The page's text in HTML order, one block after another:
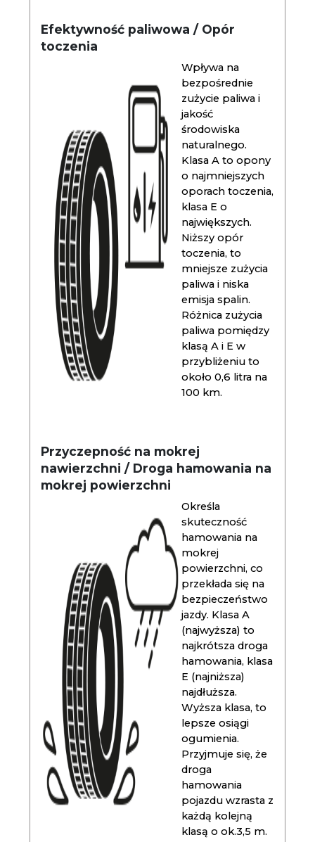
Efektywność paliwowa / Opór
toczenia
Wpływa na
bezpośrednie
zużycie paliwa i
jakość
środowiska
naturalnego.
Klasa A to opony
o najmniejszych
oporach toczenia,
klasa E o
największych.
Niższy opór
toczenia, to
mniejsze zużycia
paliwa i niska
emisja spalin.
Różnica zużycia
paliwa pomiędzy
klasą A i E w
przybliżeniu to
około 0,6 litra na
100 km.
Przyczepność na mokrej
nawierzchni / Droga hamowania na
mokrej powierzchni
Określa
skuteczność
hamowania na
mokrej
powierzchni, co
przekłada się na
bezpieczeństwo
jazdy. Klasa A
(najwyższa) to
najkrótsza droga
hamowania, klasa
E (najniższa)
najdłuższa.
Wyższa klasa, to
lepsze osiągi
ogumienia.
Przyjmuje się, że
droga
hamowania
pojazdu wzrasta z
każdą kolejną
klasą o ok.3,5 m.